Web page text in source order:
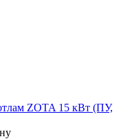
ZOTA 15 кВт (ПУ,